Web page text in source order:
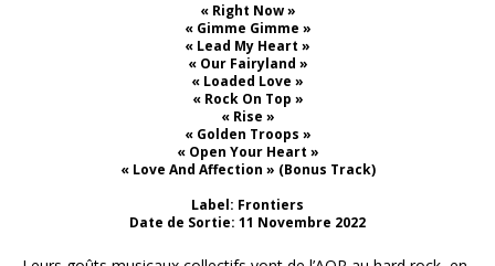
« Right Now »
« Gimme Gimme »
« Lead My Heart »
« Our Fairyland »
« Loaded Love »
« Rock On Top »
« Rise »
« Golden Troops »
« Open Your Heart »
« Love And Affection » (Bonus Track)
Label: Frontiers
Date de Sortie: 11 Novembre 2022